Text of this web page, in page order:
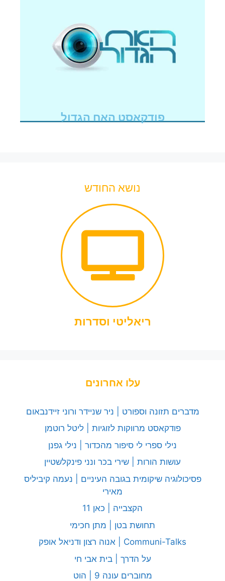
פודקאסט האח הגדול
נושא החודש
ריאליטי וסדרות
עלו אחרונים
מדברים תזונה וספורט | ניר שניידר ורוני זיידנבאום
פודקאסט מרווקות לזוגיות | ליטל רוטמן
נילי ספרי לי סיפור מהכדור | נילי גפנן
עושות הורות | שירי בכר ונני פינקלשטיין
פסיכולוגיה שיקומית בגובה העיניים | נעמה קיביליס
מאירי
הקצבייה | כאן 11
תחושת בטן | מתן חכימי
Communi-Talks | אנוה רצון ודניאל אופק
על הדרך | בית אבי חי
מחוברים עונה 9 | הוט